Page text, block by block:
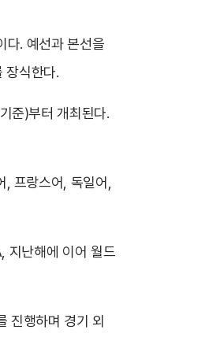
다. 예선과 본선을
장식한다.
준)부터 개최된다.
프랑스어, 독일어,
지난해에 이어 월드
진행하며 경기 외